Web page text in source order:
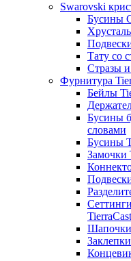
Swarovski
Бусины
Тату со
Стразы
Фурнитура
Бейлы
Бусины
словами
Бусины
Замочки
TierraCast
Шапочки